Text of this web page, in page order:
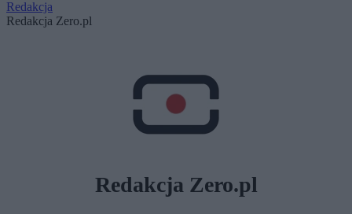
Redakcja
Redakcja Zero.pl
Redakcja Zero.pl